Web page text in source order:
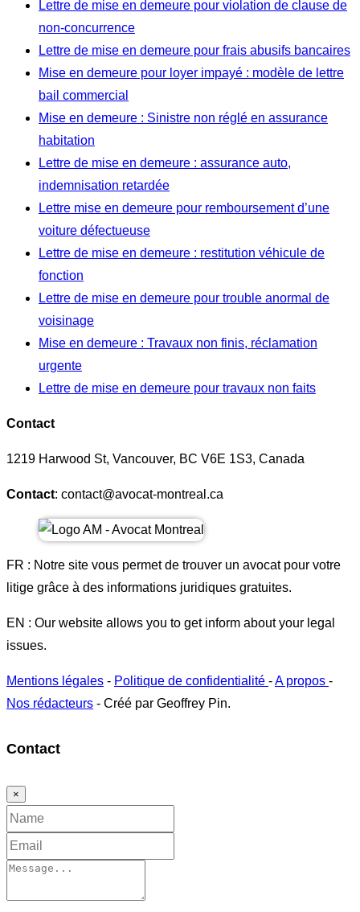
Lettre de mise en demeure pour violation de clause de
non-concurrence
Lettre de mise en demeure pour frais abusifs bancaires
Mise en demeure pour loyer impayé : modèle de lettre
bail commercial
Mise en demeure : Sinistre non réglé en assurance
habitation
Lettre de mise en demeure : assurance auto,
indemnisation retardée
Lettre mise en demeure pour remboursement d’une
voiture défectueuse
Lettre de mise en demeure : restitution véhicule de
fonction
Lettre de mise en demeure pour trouble anormal de
voisinage
Mise en demeure : Travaux non finis, réclamation
urgente
Lettre de mise en demeure pour travaux non faits
Contact
1219 Harwood St, Vancouver, BC V6E 1S3, Canada
Contact: contact@avocat-montreal.ca
FR : Notre site vous permet de trouver un avocat pour votre
litige grâce à des informations juridiques gratuites.
EN : Our website allows you to get inform about your legal
issues.
Mentions légales - Politique de confidentialité -A propos -
Nos rédacteurs - Créé par Geoffrey Pin.
Contact
×